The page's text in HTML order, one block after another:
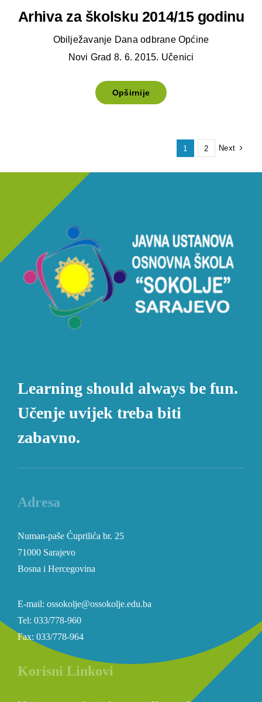
Arhiva za školsku 2014/15 godinu
Obilježavanje Dana odbrane Općine
Novi Grad 8. 6. 2015. Učenici
Opširnije
1 2 Next
Learning should always be fun.
Učenje uvijek treba biti
zabavno.
Adresa
Numan-paše Ćuprilića br. 25
71000 Sarajevo
Bosna i Hercegovina
E-mail: ossokolje@ossokolje.edu.ba
Tel: 033/778-960
Fax: 033/778-964
Korisni Linkovi